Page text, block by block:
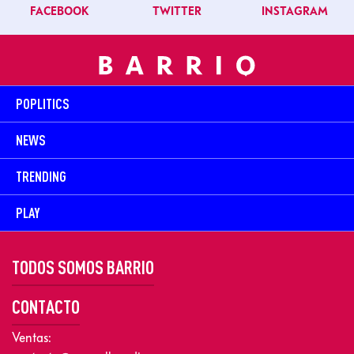
FACEBOOK TWITTER INSTAGRAM
POPLITICS
NEWS
TRENDING
PLAY
TODOS SOMOS BARRIO
CONTACTO
Ventas: